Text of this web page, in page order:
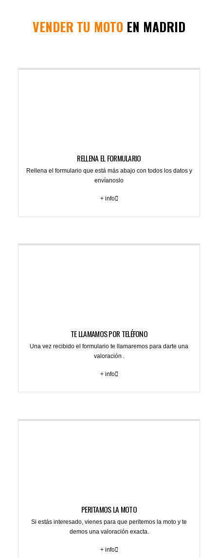
VENDER TU MOTO EN MADRID
RELLENA EL FORMULARIO
Rellena el formulario que está más abajo con todos los datos y
envíanoslo
+ info
TE LLAMAMOS POR TELÉFONO
Una vez recibido el formulario te llamaremos para darte una
valoración .
+ info
PERITAMOS LA MOTO
Si estás interesado, vienes para que peritemos la moto y te
demos una valoración exacta.
+ info